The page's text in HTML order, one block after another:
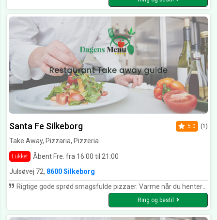
Santa Fe Silkeborg
Take Away, Pizzaria, Pizzeria
Lukket Åbent Fre. fra 16:00 til 21:00
5.0 (1)
Julsøvej 72, 8600 Silkeborg
Rigtige gode sprød smagsfulde pizzaer. Varme når du henter dem, sødog hurtig betjening👍👍👍👍👍👍👍👍👍👍
Ring og bestil